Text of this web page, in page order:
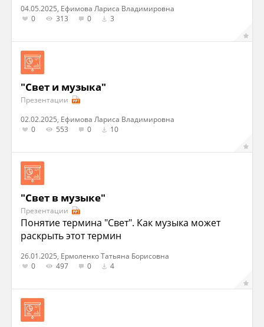
04.05.2025, Ефимова Лариса Владимировна
0
313 0 3
"Свет и музыка"
Презентации
02.02.2025, Ефимова Лариса Владимировна
0
553 0 10
"Свет в музыке"
Презентации
Понятие термина "Свет". Как музыка может
раскрыть этот термин
26.01.2025, Ермоленко Татьяна Борисовна
0
497 0 4